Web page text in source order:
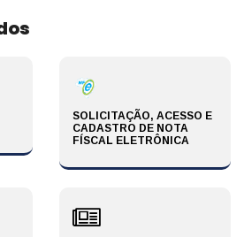
SOLICITAÇÃO, ACESSO E
CADASTRO DE NOTA
FÍSCAL ELETRÔNICA